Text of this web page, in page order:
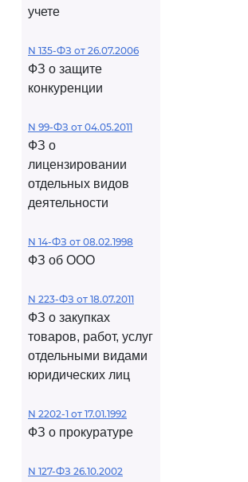
учете
N 135-ФЗ от 26.07.2006
ФЗ о защите
конкуренции
N 99-ФЗ от 04.05.2011
ФЗ о
лицензировании
отдельных видов
деятельности
N 14-ФЗ от 08.02.1998
ФЗ об ООО
N 223-ФЗ от 18.07.2011
ФЗ о закупках
товаров, работ, услуг
отдельными видами
юридических лиц
N 2202-1 от 17.01.1992
ФЗ о прокуратуре
N 127-ФЗ 26.10.2002